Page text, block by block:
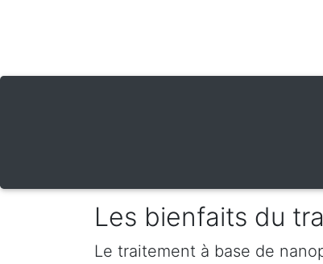
Les bienfaits du
Le traitement à base de